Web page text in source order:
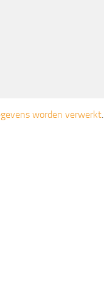
worden verwerkt.